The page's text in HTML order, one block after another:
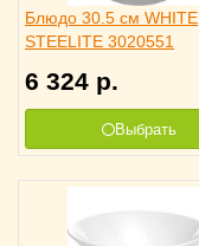
Блюдо 30.5 см WHITE,
STEELITE 3020551
6 324 р.
Выбрать